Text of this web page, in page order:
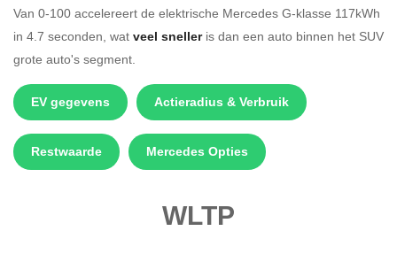
Van 0-100 accelereert de elektrische Mercedes G-klasse 117kWh
in 4.7 seconden, wat veel snelleris dan een auto binnen het SUV
grote auto's segment.
EV gegevens Actieradius & Verbruik
Restwaarde Mercedes Opties
WLTP